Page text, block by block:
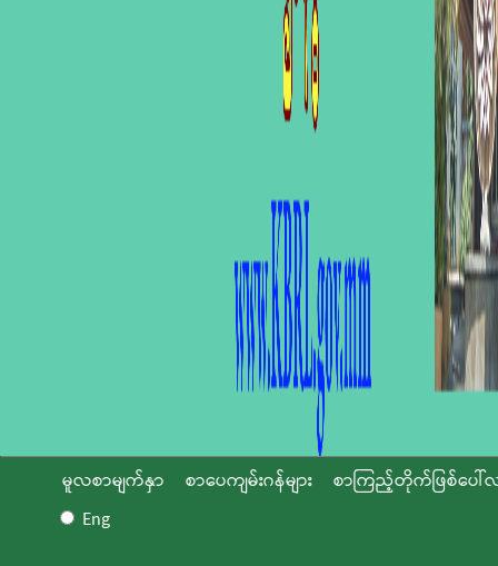
မူလစာမျက်နှာ စာပေကျမ်းဂန်များ
စာကြည့်တိုက်ဖြစ်ပေါ်
Eng